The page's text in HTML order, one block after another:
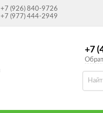
+7 (926) 840-9726
+7 (977) 444-2949
+7